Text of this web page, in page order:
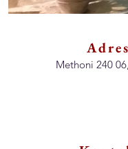
Methoni 240